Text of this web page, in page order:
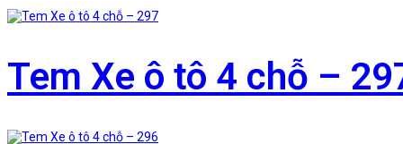
Tem Xe ô tô 4 chỗ –